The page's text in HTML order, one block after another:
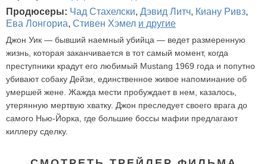
Продюсеры: Чад Стахелски, Дэвид Литч, Киану Ривз,
Ева Лонгориа, Стивен Хэмел и другие
Джон Уик — бывший наемный убийца — ведет размеренную
жизнь, которая заканчивается в тот самый момент, когда
преступники крадут его любимый Mustang 1969 года и попутно
убивают собаку Дейзи, единственное живое напоминание об
умершей жене. Жажда мести пробуждает в нем, казалось,
утерянную мертвую хватку. Джон преследует своего врага до
самого Нью-Йорка, где большие боссы мафии предлагают
киллеру сделку.